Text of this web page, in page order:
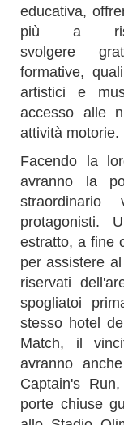
educativa,
più a
svolgere
formative,
artistici e
accesso alle
attività motorie.
Facendo la
avranno la
protagonisti.
estratto, a fine
per assistere
riservati
spogliatoi
stesso hotel
Match, il
avranno
Captain's
porte chiuse